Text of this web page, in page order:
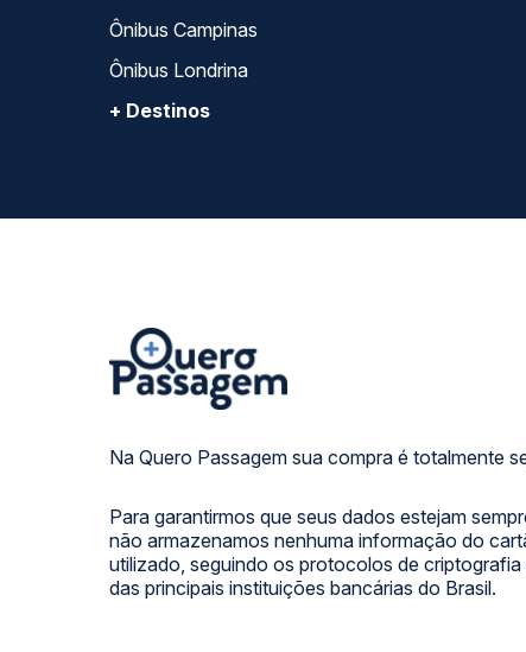
Ônibus Campinas
Ônibus Londrina
+ Destinos
Na Quero Passagem sua compra é totalmente
Para garantirmos que seus dados estejam
não armazenamos nenhuma informação do
utilizado, seguindo os protocolos de criptografia
das principais instituições bancárias do Brasil.